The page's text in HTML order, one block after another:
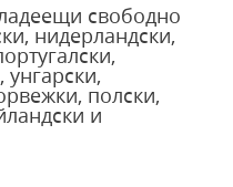
свободно
нидерландски,
полски,
и